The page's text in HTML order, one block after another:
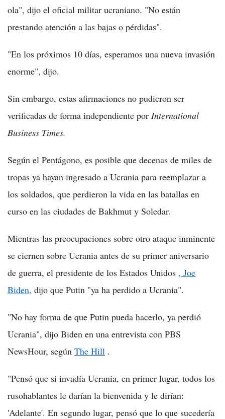
ola", dijo el oficial militar ucraniano. "No están
prestando atención a las bajas o pérdidas".
"En los próximos 10 días, esperamos una nueva invasión
enorme", dijo.
Sin embargo, estas afirmaciones no pudieron ser
verificadas de forma independiente por International
Business Times.
Según el Pentágono, es posible que decenas de miles de
tropas ya hayan ingresado a Ucrania para reemplazar a
los soldados, que perdieron la vida en las batallas en
curso en las ciudades de Bakhmut y Soledar.
Mientras las preocupaciones sobre otro ataque inminente
se ciernen sobre Ucrania antes de su primer aniversario
de guerra, el presidente de los Estados Unidos , Joe
Biden, dijo que Putin "ya ha perdido a Ucrania".
"No hay forma de que Putin pueda hacerlo, ya perdió
Ucrania", dijo Biden en una entrevista con PBS
NewsHour, según The Hill .
"Pensó que si invadía Ucrania, en primer lugar, todos los
rusohablantes le darían la bienvenida y le dirían:
'Adelante'. En segundo lugar, pensó que lo que sucedería